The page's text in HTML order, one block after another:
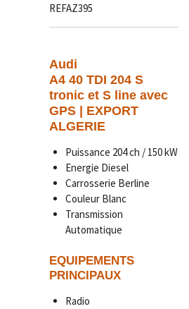
REFAZ395
Audi
A4 40 TDI 204 S
tronic et S line avec
GPS | EXPORT
ALGERIE
Puissance 204 ch / 150 kW
Energie Diesel
Carrosserie Berline
Couleur Blanc
Transmission
Automatique
EQUIPEMENTS
PRINCIPAUX
Radio